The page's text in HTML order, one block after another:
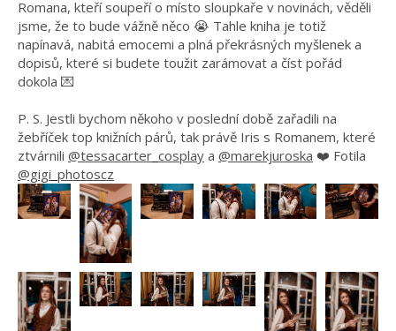
Romana, kteří soupeří o místo sloupkaře v novinách, věděli
jsme, že to bude vážně něco 😭 Tahle kniha je totiž
napínavá, nabitá emocemi a plná překrásných myšlenek a
dopisů, které si budete toužit zarámovat a číst pořád
dokola 💌
P. S. Jestli bychom někoho v poslední době zařadili na
žebříček top knižních párů, tak právě Iris s Romanem, které
ztvárnili @tessacarter_cosplay a @marekjuroska ❤️ Fotila
@gigi_photoscz